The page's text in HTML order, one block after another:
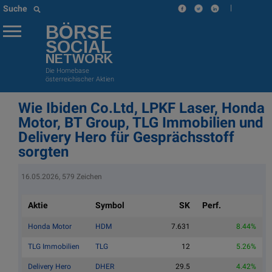
Suche |
BÖRSE
SOCIAL
NETWORK
Die Homebase
österreichischer Aktien
Wie Ibiden Co.Ltd, LPKF Laser, Honda
Motor, BT Group, TLG Immobilien und
Delivery Hero für Gesprächsstoff
sorgten
16.05.2026, 579 Zeichen
Aktie Symbol SK Perf.
Honda Motor HDM 7.631 8.44%
TLG Immobilien TLG 12 5.26%
Delivery Hero DHER 29.5 4.42%